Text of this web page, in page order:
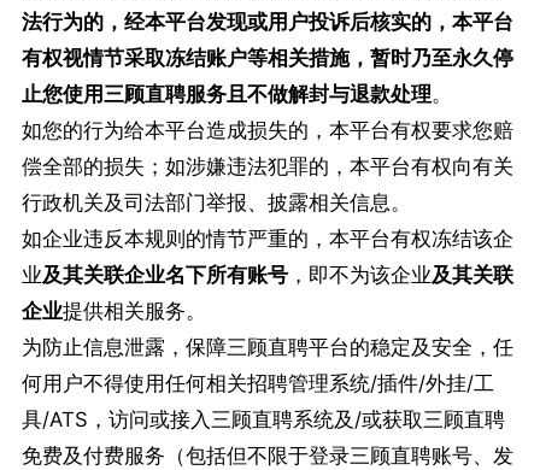
法行为的，经本平台发现或用户投诉后核实的， 本平台
有权视情节采取冻结账户等相关措施，暂时乃至永久停
止您使用三顾直聘服务且不做解封与退款处理。
如您的行为给本平台造成损失的，本平台有权要求您赔
偿全部的损失；如涉嫌违法犯罪的，本平台有权向有关
行政机关及司法部门举报、披露相关信息。
如企业违反本规则的情节严重的，本平台有权冻结该企
业及其关联企业名下所有账号，即不为该企业及其关联
企业提供相关服务。
为防止信息泄露，保障三顾直聘平台的稳定及安全，任
何用户不得使用任何相关招聘管理系统/插件/外挂/工
具/ATS，访问或接入三顾直聘系统及/或获取三顾直聘
免费及付费服务（包括但不限于登录三顾直聘账号、发